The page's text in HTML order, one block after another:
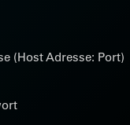
(Host Adresse: Port)